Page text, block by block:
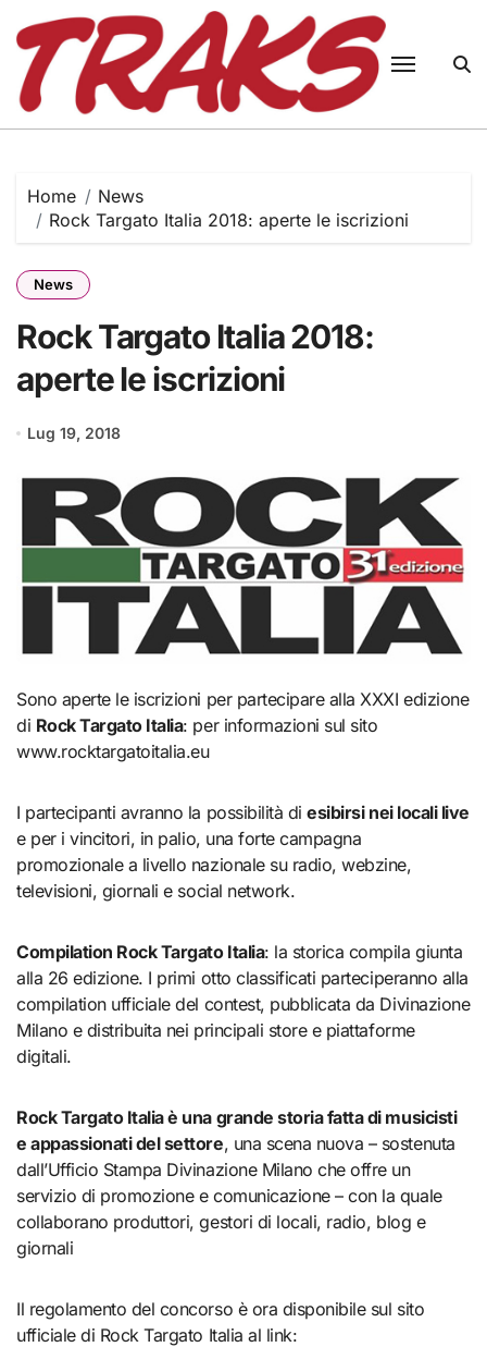
content
Home
News
Rock Targato Italia 2018: aperte le iscrizioni
News
Rock Targato Italia 2018:
aperte le iscrizioni
Lug 19, 2018
Sono aperte le iscrizioni per partecipare alla XXXI edizione
di Rock Targato Italia: per informazioni sul sito
www.rocktargatoitalia.eu
I partecipanti avranno la possibilità diesibirsi nei locali live
e per i vincitori, in palio, una forte campagna
promozionale a livello nazionale su radio, webzine,
televisioni, giornali e social network.
Compilation Rock Targato Italia: la storica compila giunta
alla 26 edizione. I primi otto classificati parteciperanno alla
compilation ufficiale del contest, pubblicata da Divinazione
Milano e distribuita nei principali store e piattaforme
digitali.
Rock Targato Italia è una grande storia fatta di musicisti
e appassionati del settore, una scena nuova – sostenuta
dall’Ufficio Stampa Divinazione Milano che offre un
servizio di promozione e comunicazione – con la quale
collaborano produttori, gestori di locali, radio, blog e
giornali
Il regolamento del concorso è ora disponibile sul sito
ufficiale di Rock Targato Italia al link: